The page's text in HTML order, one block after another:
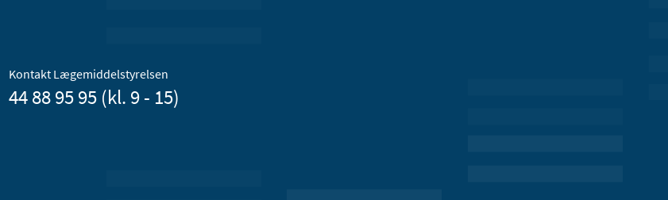
Kontakt Lægemiddelstyrelsen
44 88 95 95 (kl. 9 - 15)